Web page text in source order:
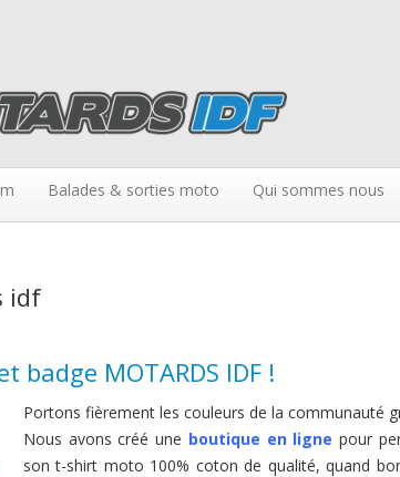
Balades & sorties moto Qui sommes nous
idf
badge MOTARDS IDF !
Portons fièrement les couleurs de la communauté
Nous avons créé une boutique en ligne pour
son t-shirt moto 100% coton de qualité, quand